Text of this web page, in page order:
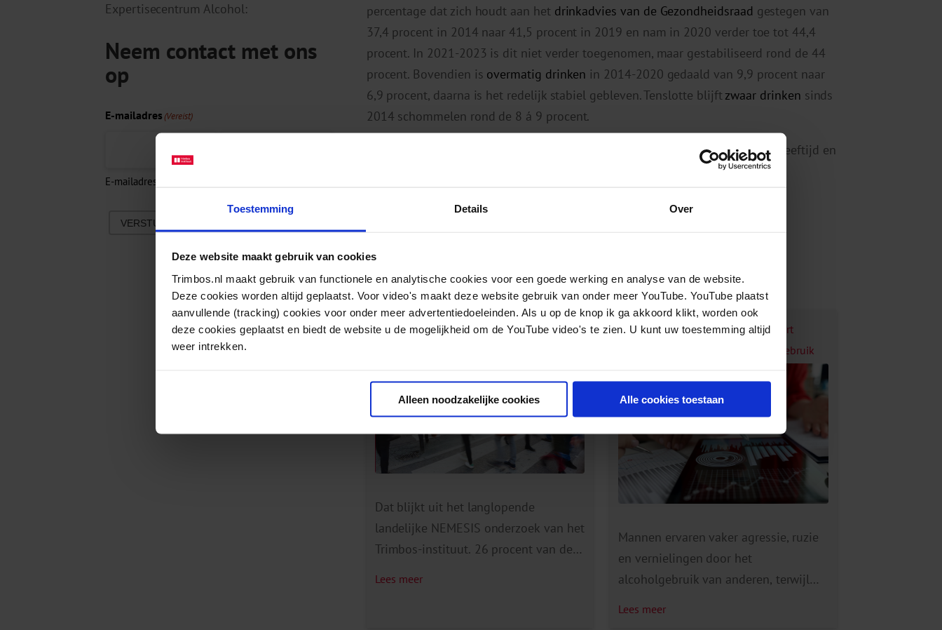
Toestemming Details Over
Deze website maakt gebruik van cookies
Trimbos.nl maakt gebruik van functionele en analytische cookies voor een goede werking en analyse van de website.
Deze cookies worden altijd geplaatst. Voor video's maakt deze website gebruik van onder meer YouTube. YouTube plaatst
aanvullende (tracking) cookies voor onder meer advertentiedoeleinden. Als u op de knop ik ga akkoord klikt, worden ook
deze cookies geplaatst en biedt de website u de mogelijkheid om de YouTube video's te zien. U kunt uw toestemming altijd
weer intrekken.
Alleen noodzakelijke cookies Alle cookies toestaan
Expertisecentrum Alcohol:
Neem contact met ons
op
E-mailadres (Vereist)
E-mailadres invoeren
VERSTUREN
percentage dat zich houdt aan het drinkadvies van de Gezondheidsraad gestegen van
37,4 procent in 2014 naar 41,5 procent in 2019 en nam in 2020 verder toe tot 44,4
procent. In 2021-2023 is dit niet verder toegenomen, maar gestabiliseerd rond de 44
procent. Bovendien is overmatig drinken in 2014-2020 gedaald van 9,9 procent naar
6,9 procent, daarna is het redelijk stabiel gebleven. Tenslotte blijftzwaar drinken sinds
2014 schommelen rond de 8 á 9 procent.
Voor meer informatie over alcoholgebruik onder volwassenen naar geslacht, leeftijd en
Gerelateerde berichten
Sterke toename psychische aandoeningen
Dat blijkt uit het langlopende
landelijke NEMESIS onderzoek van het
Trimbos-instituut. 26 procent van de
Lees meer
Ruim 1 op de 8 volwassenen ervaart
negatieve gevolgen door alcoholgebruik
Mannen ervaren vaker agressie, ruzie
en vernielingen door het
alcoholgebruik van anderen, terwijl
Lees meer